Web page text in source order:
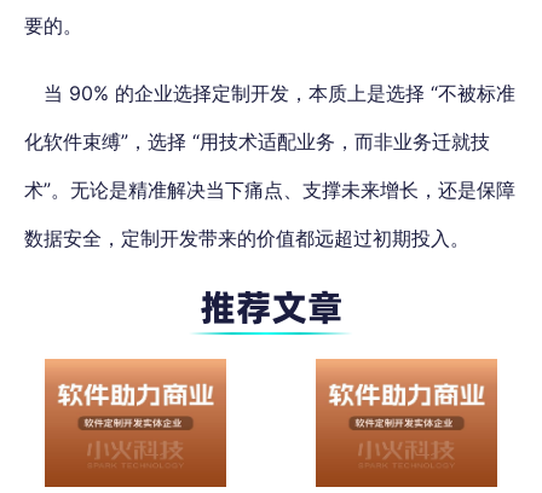
要的。
当 90% 的企业选择定制开发，本质上是选择 “不被标准
化软件束缚”，选择 “用技术适配业务，而非业务迁就技
术”。无论是精准解决当下痛点、支撑未来增长，还是保障
数据安全，定制开发带来的价值都远超过初期投入。